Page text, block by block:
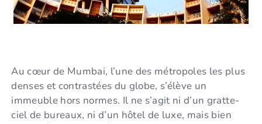
Au cœur de Mumbai, l’une des métropoles les plus
denses et contrastées du globe, s’élève un
immeuble hors normes. Il ne s’agit ni d’un gratte-
ciel de bureaux, ni d’un hôtel de luxe, mais bien